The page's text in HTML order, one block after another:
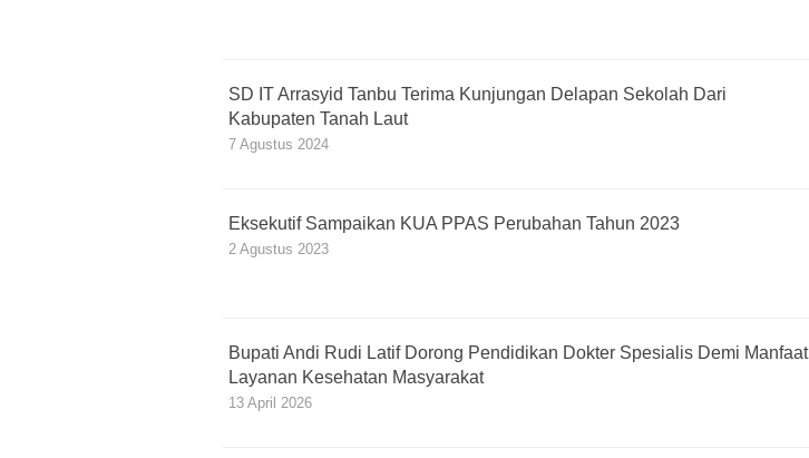
SD IT Arrasyid Tanbu Terima Kunjungan Delapan Sekolah Dari
Kabupaten Tanah Laut
7 Agustus 2024
Eksekutif Sampaikan KUA PPAS Perubahan Tahun 2023
2 Agustus 2023
Bupati Andi Rudi Latif Dorong Pendidikan Dokter Spesialis Demi Manfaat
Layanan Kesehatan Masyarakat
13 April 2026